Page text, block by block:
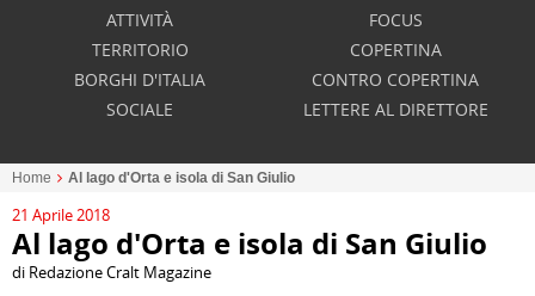
ATTIVITÀ
TERRITORIO
BORGHI D'ITALIA
SOCIALE
FOCUS
COPERTINA
CONTRO COPERTINA
LETTERE AL DIRETTORE
Home Al lago d'Orta e isola di San Giulio
21 Aprile 2018
Al lago d'Orta e isola di San Giulio
di Redazione Cralt Magazine